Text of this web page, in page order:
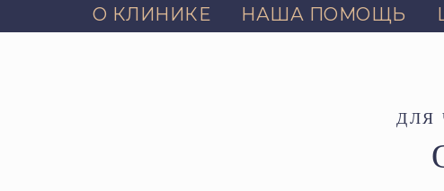
О КЛИНИКЕ НАША ПОМОЩЬ
ДЛЯ